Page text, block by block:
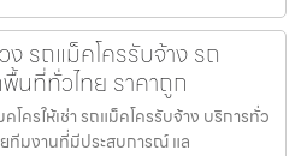
ง รถแม็คโครรับจ้าง รถ
นที่ทั่วไทย ราคาถูก
โครให้เช่า รถแม็คโครรับจ้าง บริการทั่ว
ทีมงานที่มีประสบการณ์ แล